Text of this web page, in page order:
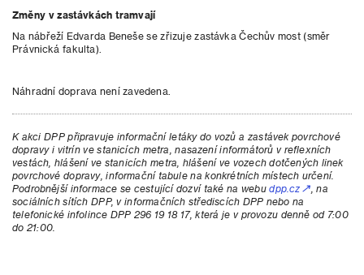
Změny v zastávkách tramvají
Na nábřeží Edvarda Beneše se zřizuje zastávka Čechův most (směr
Právnická fakulta).
Náhradní doprava není zavedena.
K akci DPP připravuje informační letáky do vozů a zastávek povrchové
dopravy i vitrín ve stanicích metra, nasazení informátorů v reflexních
vestách, hlášení ve stanicích metra, hlášení ve vozech dotčených linek
povrchové dopravy, informační tabule na konkrétních místech určení.
Podrobnější informace se cestující dozví také na webudpp.cz
, na
sociálních sítích DPP, v informačních střediscích DPP nebo na
telefonické infolince DPP 296 19 18 17, která je v provozu denně od 7:00
do 21:00.